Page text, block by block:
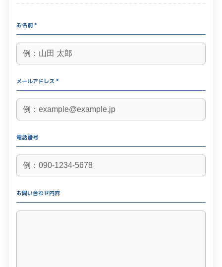
お名前 *
メールアドレス *
電話番号
お問い合わせ内容